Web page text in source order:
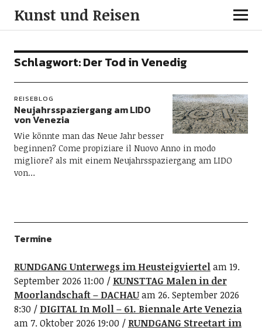
Kunst und Reisen
Schlagwort:Der Tod in Venedig
REISEBLOG
Neujahrsspaziergang am LIDO
von Venezia
Wie könnte man das Neue Jahr besser
beginnen? Come propiziare il Nuovo Anno in modo
migliore? als mit einem Neujahrsspaziergang am LIDO
von…
Termine
RUNDGANG Unterwegs im Heusteigviertelam 19.
September 2026 11:00
KUNSTTAG Malen in der
Moorlandschaft – DACHAUam 26. September 2026
8:30
DIGITAL In Moll – 61. Biennale Arte Venezia
am 7. Oktober 2026 19:00
RUNDGANG Streetart im